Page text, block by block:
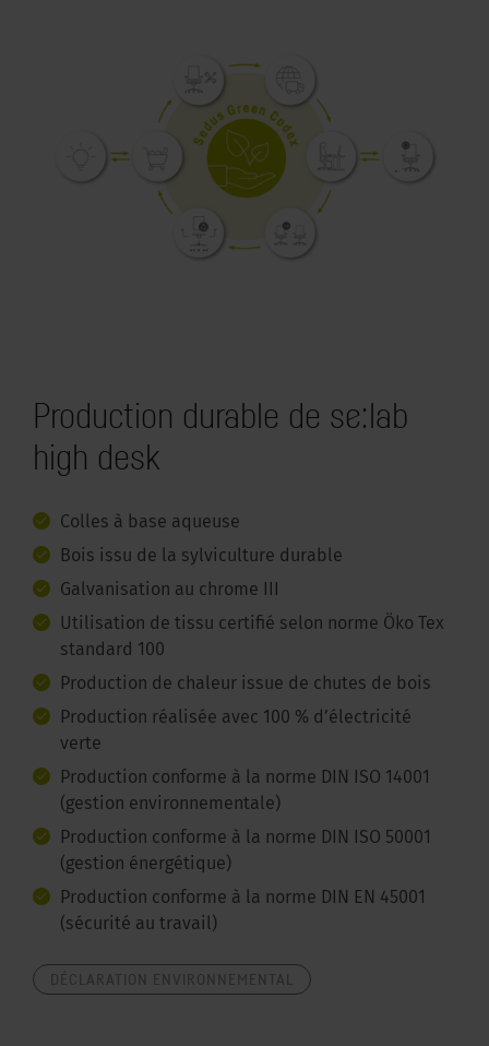
Production durable de se:lab
high desk
Colles à base aqueuse
Bois issu de la sylviculture durable
Galvanisation au chrome III
Utilisation de tissu certifié selon norme Öko Tex
standard 100
Production de chaleur issue de chutes de bois
Production réalisée avec 100 % d’électricité
verte
Production conforme à la norme DIN ISO 14001
(gestion environnementale)
Production conforme à la norme DIN ISO 50001
(gestion énergétique)
Production conforme à la norme DIN EN 45001
(sécurité au travail)